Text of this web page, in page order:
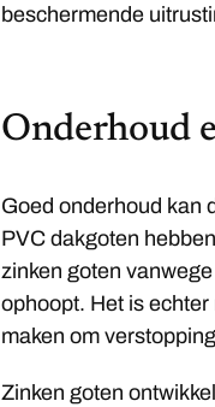
beschermende
Onderhoud
Goed onderhoud kan
PVC dakgoten
zinken goten
ophoopt. Het is
maken om
Zinken goten